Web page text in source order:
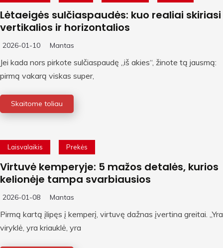
Lėtaeigės sulčiaspaudės: kuo realiai skiriasi
vertikalios ir horizontalios
2026-01-10 Mantas
Jei kada nors pirkote sulčiaspaudę „iš akies“, žinote tą jausmą:
pirmą vakarą viskas super,
Skaitome toliau
Laisvalaikis Prekės
Virtuvė kemperyje: 5 mažos detalės, kurios
kelionėje tampa svarbiausios
2026-01-08 Mantas
Pirmą kartą įlipęs į kemperį, virtuvę dažnas įvertina greitai. „Yra
viryklė, yra kriauklė, yra